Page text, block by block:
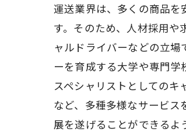
運送業界は、多くの商品を
す。そのため、人材採用
ャルドライバーなどの立
ーを育成する大学や専門
スペシャリストとしての
など、多種多様なサービ
展を遂げることができるよ